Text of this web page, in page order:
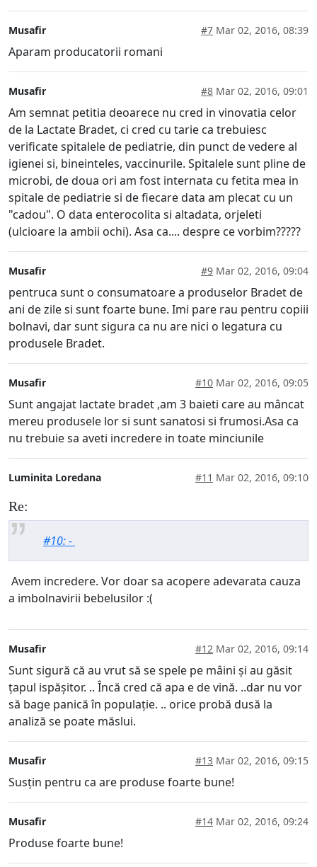
Musafir #7 Mar 02, 2016, 08:39
Aparam producatorii romani
Musafir #8 Mar 02, 2016, 09:01
Am semnat petitia deoarece nu cred in vinovatia celor
de la Lactate Bradet, ci cred cu tarie ca trebuiesc
verificate spitalele de pediatrie, din punct de vedere al
igienei si, bineinteles, vaccinurile. Spitalele sunt pline de
microbi, de doua ori am fost internata cu fetita mea in
spitale de pediatrie si de fiecare data am plecat cu un
"cadou". O data enterocolita si altadata, orjeleti
(ulcioare la ambii ochi). Asa ca.... despre ce vorbim?????
Musafir #9 Mar 02, 2016, 09:04
pentruca sunt o consumatoare a produselor Bradet de
ani de zile si sunt foarte bune. Imi pare rau pentru copiii
bolnavi, dar sunt sigura ca nu are nici o legatura cu
produsele Bradet.
Musafir #10 Mar 02, 2016, 09:05
Sunt angajat lactate bradet ,am 3 baieti care au mâncat
mereu produsele lor si sunt sanatosi si frumosi.Asa ca
nu trebuie sa aveti incredere in toate minciunile
Luminita Loredana #11 Mar 02, 2016, 09:10
Re:
#10: -
Avem incredere. Vor doar sa acopere adevarata cauza
a imbolnavirii bebelusilor :(
Musafir #12 Mar 02, 2016, 09:14
Sunt sigură că au vrut să se spele pe mâini și au găsit
țapul ispășitor. .. Încă cred că apa e de vină. ..dar nu vor
să bage panică în populație. .. orice probă dusă la
analiză se poate măslui.
Musafir #13 Mar 02, 2016, 09:15
Susțin pentru ca are produse foarte bune!
Musafir #14 Mar 02, 2016, 09:24
Produse foarte bune!